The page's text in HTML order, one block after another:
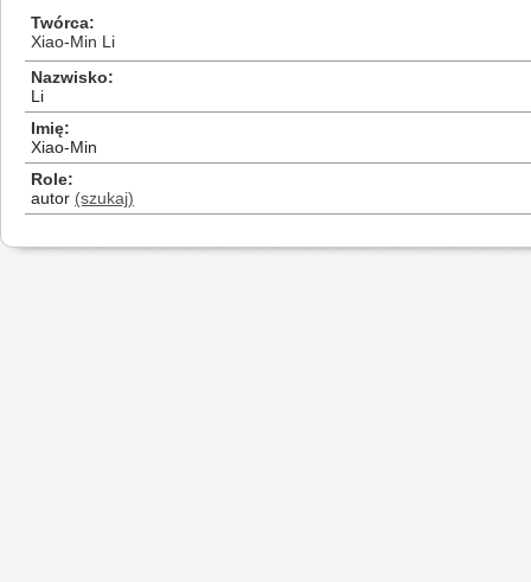
Twórca
Xiao-Min Li
Nazwisko
Li
Imię
Xiao-Min
Role
autor (szukaj)